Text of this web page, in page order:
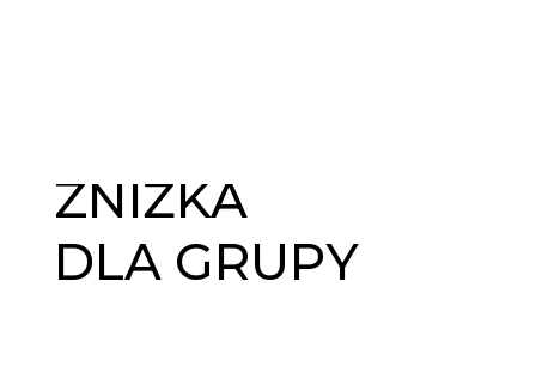
ZNIŻKA
DLA GRUPY